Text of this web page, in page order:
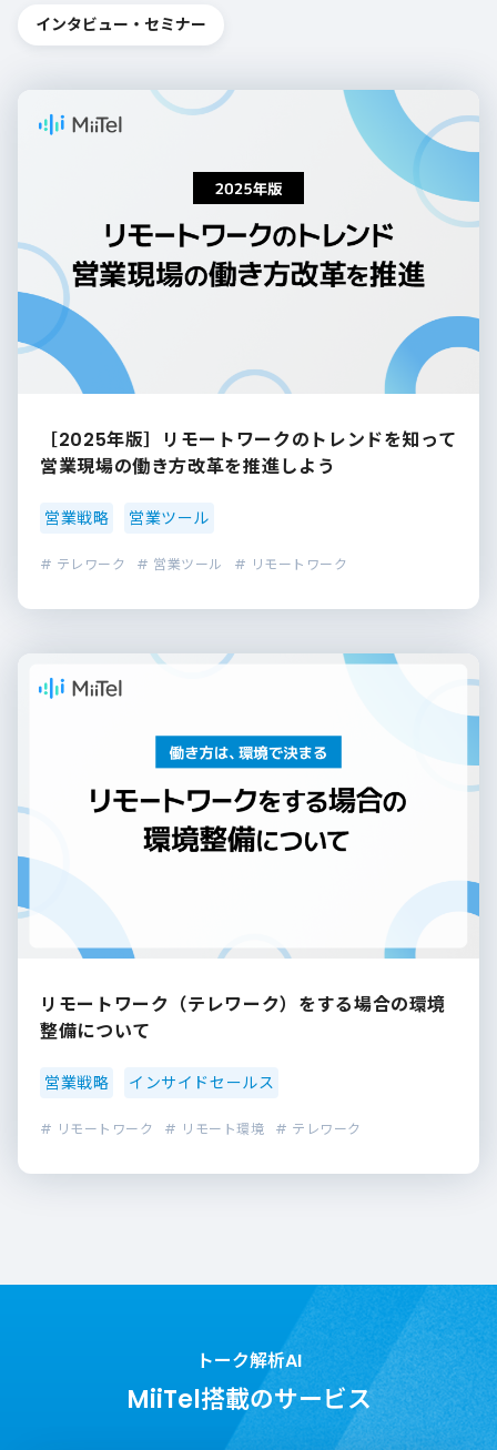
インタビュー・セミナー
［2025年版］リモートワークのトレンドを知って
営業現場の働き方改革を推進しよう
営業戦略 営業ツール
# テレワーク # 営業ツール # リモートワーク
リモートワーク（テレワーク）をする場合の環境
整備について
営業戦略 インサイドセールス
# リモートワーク # リモート環境 # テレワーク
トーク解析AI
MiiTel搭載のサービス